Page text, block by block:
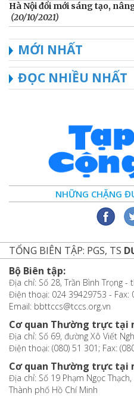
Hà Nội đổi mới sáng tạo,
(20/10/2021)
MỚI NHẤT
ĐỌC NHIỀU NHẤT
NHỮNG CHẶNG
TỔNG BIÊN TẬP: PGS, TS
Bộ Biên tập:
Địa chỉ: Số 28, Trần Bình Trọng -
Điện thoại: 024 39429753 - Fax:
Email: bbttccs@tccs.org.vn
Cơ quan Thường trực tại
Địa chỉ: Số 69, đường Xô Viết
Điện thoại: (080) 51 301; Fax:
Cơ quan Thường trực tại
Địa chỉ: Số 19 Phạm Ngọc Thạch,
Thành phố Hồ Chí Minh